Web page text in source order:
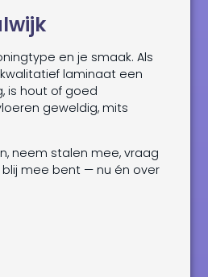
en je smaak. Als
laminaat een
is hout of goed
geweldig, mits
neem stalen mee, vraag
mee bent — nu én over